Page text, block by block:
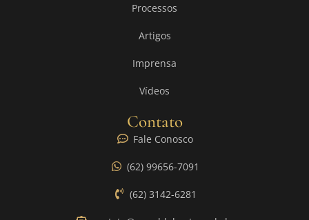
Processos
Artigos
Imprensa
Vídeos
Contato
Fale Conosco
(62) 99656-7091
(62) 3142-6281